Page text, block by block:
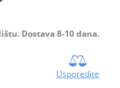
Dostava 8-10 dana.
Usporedite